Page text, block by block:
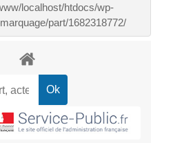
localhost/htdocs/wp-
part/1682318772/